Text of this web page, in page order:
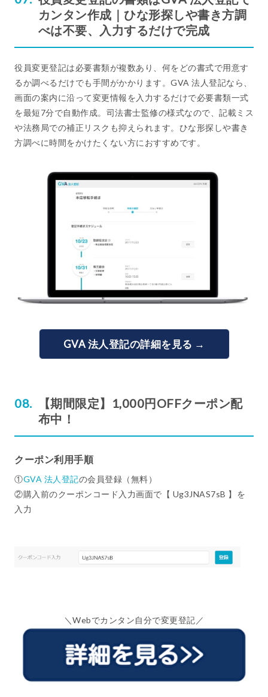
カンタン作成｜ひな形探しや書き方調
べは不要、入力するだけで完成
役員変更登記は必要書類が複数あり、何をどの書式で用意す
るか調べるだけでも手間がかかります。GVA 法人登記なら、
画面の案内に沿って変更情報を入力するだけで必要書類一式
を最短7分で自動作成。司法書士監修の様式なので、記載ミス
や法務局での補正リスクも抑えられます。ひな形探しや書き
方調べに時間をかけたくない方におすすめです。
GVA 法人登記の詳細を見る →
【期間限定】1,000円OFFクーポン配
布中！
クーポン利用手順
①GVA 法人登記の会員登録（無料）
②購入前のクーポンコード入力画面で【 Ug3JNAS7sB 】を
入力
＼Webでカンタン自分で変更登記／